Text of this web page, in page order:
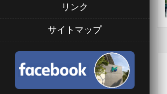
リンク
サイトマップ